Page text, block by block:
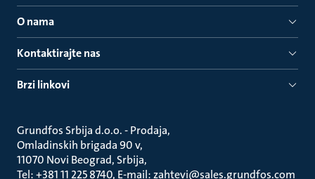
O nama
Kontaktirajte nas
Brzi linkovi
Grundfos Srbija d.o.o. - Prodaja
Omladinskih brigada 90 v
11070 Novi Beograd, Srbija
Tel: +381 11 225 8740, E-mail: zahtevi@sales.grundfos.com